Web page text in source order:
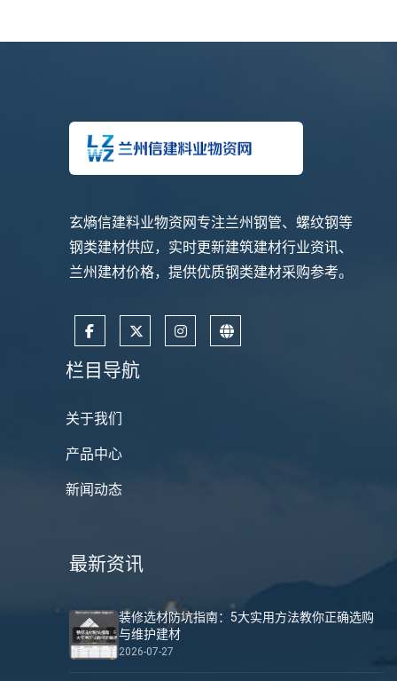
玄熵信建料业物资网专注兰州钢管、螺纹钢等
钢类建材供应，实时更新建筑建材行业资讯、
兰州建材价格，提供优质钢类建材采购参考。
栏目导航
关于我们
产品中心
新闻动态
最新资讯
装修选材防坑指南：5大实用方法教你正确选购
与维护建材
2026-07-27